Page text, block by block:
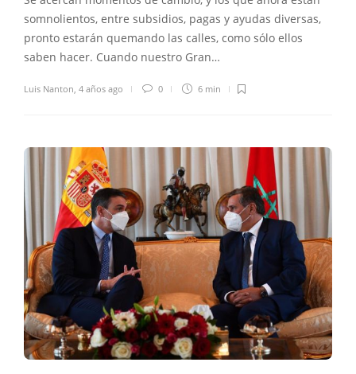
somnolientos, entre subsidios, pagas y ayudas diversas,
pronto estarán quemando las calles, como sólo ellos
saben hacer. Cuando nuestro Gran…
Luis Nanton 4 años ago 0 6 min